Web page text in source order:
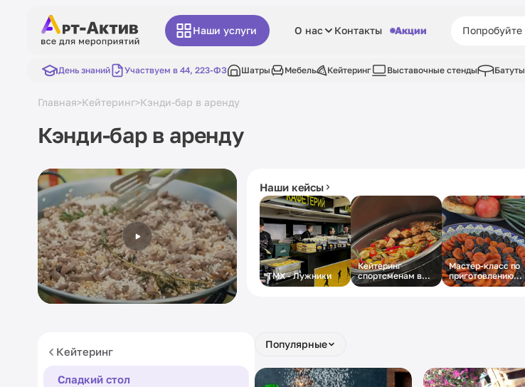
Наши услуги О нас Контакты Акции
День знаний Участвуем в 44, 223-ФЗ Шатры Мебель Кейтеринг Выставочные стенды Батуты
Главная>Кейтеринг>Кэнди-бар в аренду
Кэнди-бар в аренду
Наши кейсы
ТМХ - Лужники
Кейтеринг
спортсменам в
Лужниках
Мастер-класс по
приготовлению
плова
Кейтеринг
Сладкий стол
Популярные